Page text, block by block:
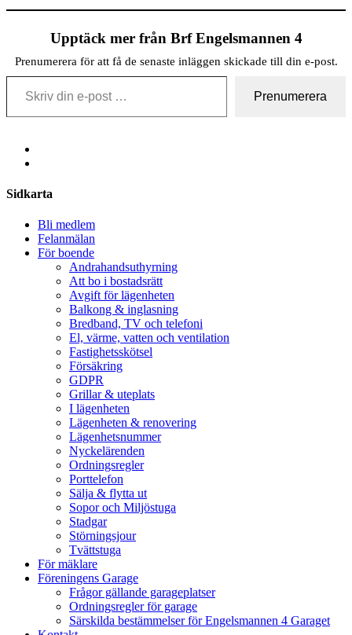
Upptäck mer från Brf Engelsmannen 4
Prenumerera för att få de senaste inläggen skickade till din e-post.
Skriv din e-post …
Prenumerera
Share
Sidkarta
Bli medlem
Felanmälan
För boende
Andrahandsuthyrning
Att bo i bostadsrätt
Avgift för lägenheten
Balkong & inglasning
Bredband, TV och telefoni
El, värme, vatten och ventilation
Fastighetsskötsel
Försäkring
GDPR
Grillar & uteplats
I lägenheten
Lägenheten & renovering
Lägenhetsnummer
Nyckelärenden
Ordningsregler
Porttelefon
Sälja & flytta ut
Sopor och Miljöstuga
Stadgar
Störningsjour
Tvättstuga
För mäklare
Föreningens Garage
Frågor gällande garageplatser
Ordningsregler för garage
Särskilda bestämmelser för Engelsmannen 4 Garaget